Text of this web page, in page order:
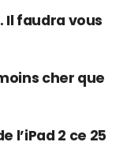
Il faudra vous
cher que
l’iPad 2 ce 25